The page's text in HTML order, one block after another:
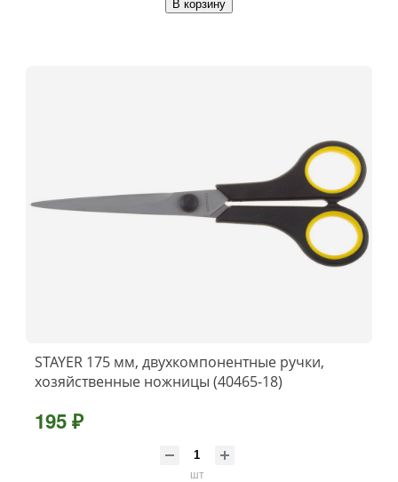
В корзину
STAYER 175 мм, двухкомпонентные ручки,
хозяйственные ножницы (40465-18)
195 ₽
шт